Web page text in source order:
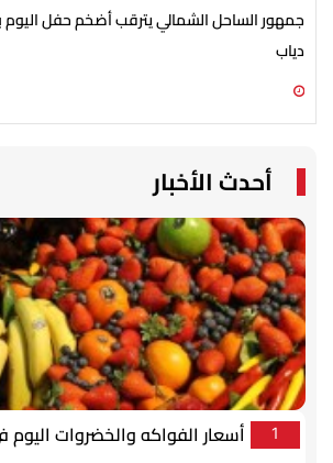
جمهور الساحل الشمالي يترقب أضخم حفل اليوم
دياب
أحدث الأخبار
1 أسعار الفواكه والخضروات